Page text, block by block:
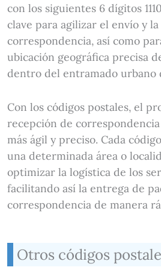
con los siguientes 6 dígitos
clave para agilizar el envío y
correspondencia, así como
ubicación geográfica precisa
dentro del entramado urbano
Con los códigos postales, el
recepción de
más ágil y preciso. Cada
una determinada área o
optimizar la logística de los
facilitando así la entrega de
correspondencia de manera
Otros códigos